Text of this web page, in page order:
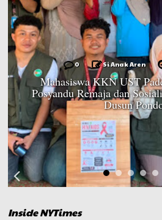
0 Si Anak Aren
Mahasiswa KKN UST
Posyandu Remaja dan
Dusun
Inside NYTimes